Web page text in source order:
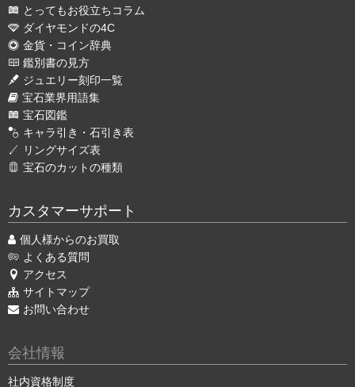
とってもお役立ちコラム
ダイヤモンドの4C
金貨・コイン辞典
鑑別書の見方
ジュエリー刻印一覧
宝石業界用語集
宝石図鑑
キャラ引き・石引き表
リングサイズ表
宝石のカットの種類
カスタマーサポート
個人様からのお買取
よくある質問
アクセス
サイトマップ
お問い合わせ
会社情報
社内資格制度